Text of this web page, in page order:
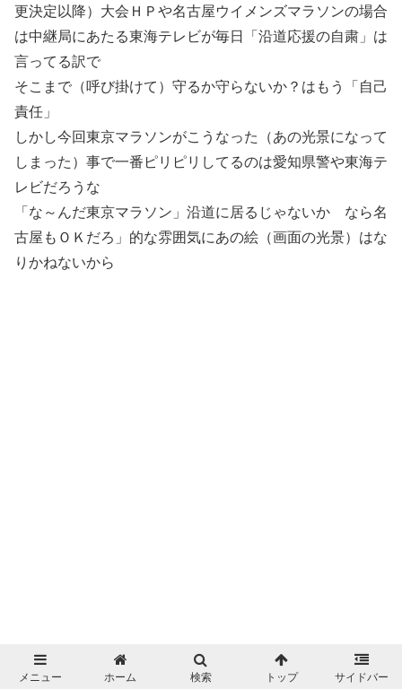
更決定以降）大会ＨＰや名古屋ウイメンズマラソンの場合
は中継局にあたる東海テレビが毎日「沿道応援の自粛」は
言ってる訳で
そこまで（呼び掛けて）守るか守らないか？はもう「自己
責任」
しかし今回東京マラソンがこうなった（あの光景になって
しまった）事で一番ピリピリしてるのは愛知県警や東海テ
レビだろうな
「な～んだ東京マラソン」沿道に居るじゃないか なら名
古屋もＯＫだろ」的な雰囲気にあの絵（画面の光景）はな
りかねないから
メニュー ホーム 検索 トップ サイドバー